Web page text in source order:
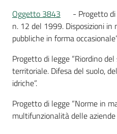
Oggetto 3843
- Progetto
n. 12 del 1999. Disposizioni in
pubbliche in forma
Progetto di legge “Riordino
territoriale. Difesa del suolo,
idriche”.
Progetto di legge “Norme in
multifunzionalità delle aziende